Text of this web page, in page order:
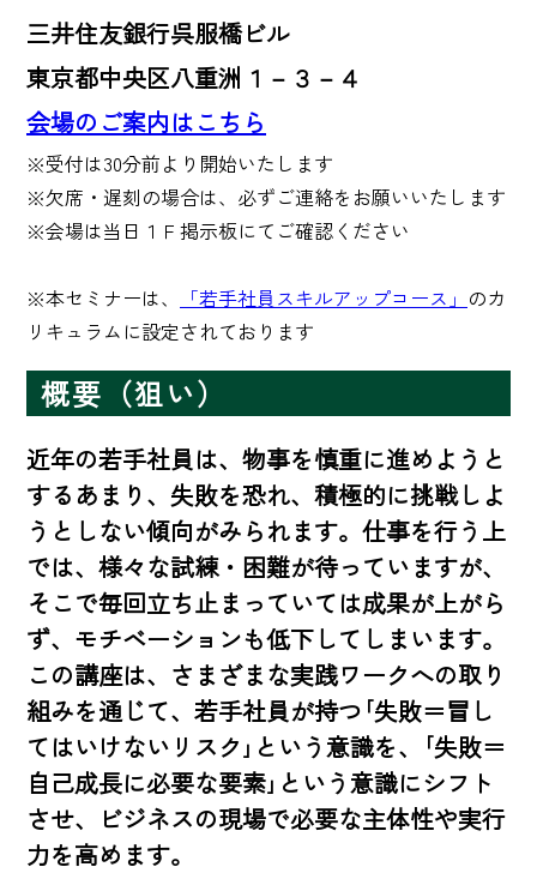
三井住友銀行呉服橋ビル
東京都中央区八重洲１－３－４
会場のご案内はこちら
※受付は30分前より開始いたします
※欠席・遅刻の場合は、必ずご連絡をお願いいたします
※会場は当日１Ｆ掲示板にてご確認ください
※本セミナーは、 「若手社員スキルアップコース」 のカ
リキュラムに設定されております
概要（狙い）
近年の若手社員は、物事を慎重に進めようと
するあまり、失敗を恐れ、積極的に挑戦しよ
うとしない傾向がみられます。仕事を行う上
では、様々な試練・困難が待っていますが、
そこで毎回立ち止まっていては成果が上がら
ず、モチベーションも低下してしまいます。
この講座は、さまざまな実践ワークへの取り
組みを通じて、若手社員が持つ｢失敗＝冒し
てはいけないリスク｣という意識を、｢失敗＝
自己成長に必要な要素｣という意識にシフト
させ、ビジネスの現場で必要な主体性や実行
力を高めます。